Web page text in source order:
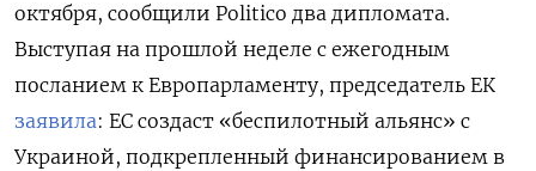
октября, сообщили Politico два дипломата.
Выступая на прошлой неделе с ежегодным
посланием к Европарламенту, председатель ЕК
заявила: ЕС создаст «беспилотный альянс» с
Украиной, подкрепленный финансированием в